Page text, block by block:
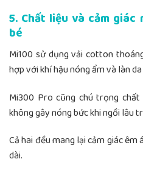
5. Chất liệu và cảm
bé
Mi100 sử dụng vải cotton
hợp với khí hậu nóng ẩm và làn
Mi300 Pro cũng chú trọng
không gây nóng bức khi ngồi lâu
Cả hai đều mang lại cảm giác êm
dài.